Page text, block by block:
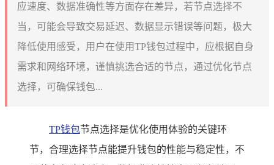
应速度、数据准确性等方面存在差异，若节点选择不
当，可能会导致交易延迟、数据显示错误等问题，极大
降低使用感受，用户在使用TP钱包过程中，应根据自身
需求和网络环境，谨慎挑选合适的节点，通过优化节点
选择，可确保钱包...
TP钱包节点选择是优化使用体验的关键环
节，合理选择节点能提升钱包的性能与稳定性，不